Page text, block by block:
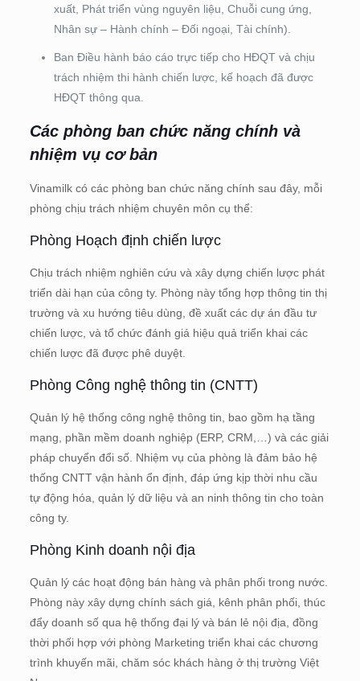
xuất, Phát triển vùng nguyên liệu, Chuỗi cung ứng,
Nhân sự – Hành chính – Đối ngoại, Tài chính).
Ban Điều hành báo cáo trực tiếp cho HĐQT và chịu
trách nhiệm thi hành chiến lược, kế hoạch đã được
HĐQT thông qua.
Các phòng ban chức năng chính và
nhiệm vụ cơ bản
Vinamilk có các phòng ban chức năng chính sau đây, mỗi
phòng chịu trách nhiệm chuyên môn cụ thể:
Phòng Hoạch định chiến lược
Chịu trách nhiệm nghiên cứu và xây dựng chiến lược phát
triển dài hạn của công ty. Phòng này tổng hợp thông tin thị
trường và xu hướng tiêu dùng, đề xuất các dự án đầu tư
chiến lược, và tổ chức đánh giá hiệu quả triển khai các
chiến lược đã được phê duyệt.
Phòng Công nghệ thông tin (CNTT)
Quản lý hệ thống công nghệ thông tin, bao gồm hạ tầng
mạng, phần mềm doanh nghiệp (ERP, CRM,…) và các giải
pháp chuyển đổi số. Nhiệm vụ của phòng là đảm bảo hệ
thống CNTT vận hành ổn định, đáp ứng kịp thời nhu cầu
tự động hóa, quản lý dữ liệu và an ninh thông tin cho toàn
công ty.
Phòng Kinh doanh nội địa
Quản lý các hoạt động bán hàng và phân phối trong nước.
Phòng này xây dựng chính sách giá, kênh phân phối, thúc
đẩy doanh số qua hệ thống đại lý và bán lẻ nội địa, đồng
thời phối hợp với phòng Marketing triển khai các chương
trình khuyến mãi, chăm sóc khách hàng ở thị trường Việt